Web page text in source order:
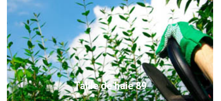
Taille de haie 89